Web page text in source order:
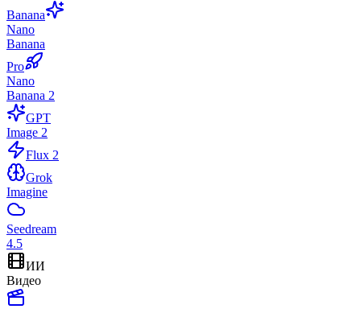
Banana
Nano
Banana
Pro
Nano
Banana 2
GPT
Image 2
Flux 2
Grok
Imagine
Seedream
4.5
ИИ
Видео